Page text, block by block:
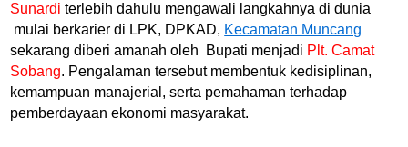
Sunardi terlebih dahulu mengawali langkahnya di dunia
mulai berkarier di LPK, DPKAD, Kecamatan Muncang
sekarang diberi amanah oleh Bupati menjadi Plt. Camat
Sobang. Pengalaman tersebut membentuk kedisiplinan,
kemampuan manajerial, serta pemahaman terhadap
pemberdayaan ekonomi masyarakat.